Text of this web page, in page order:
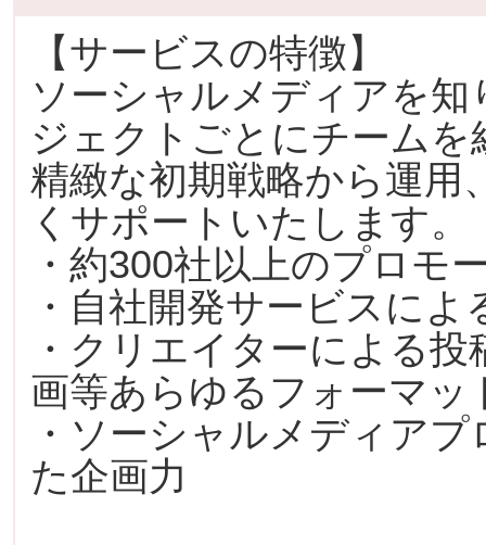
【サービスの特徴】
ソーシャルメディアを
ジェクトごとにチームを
精緻な初期戦略から運用
くサポートいたします。
・約300社以上のプロモ
・自社開発サービスに
・クリエイターによる
画等あらゆるフォーマッ
・ソーシャルメディア
た企画力